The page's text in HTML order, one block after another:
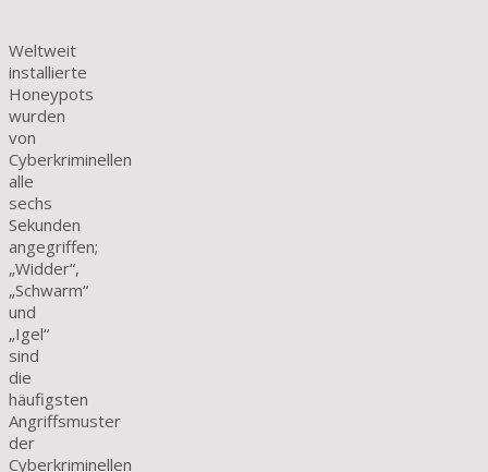
Weltweit
installierte
Honeypots
wurden
von
Cyberkriminellen
alle
sechs
Sekunden
angegriffen;
„Widder“,
„Schwarm“
und
„Igel“
sind
die
häufigsten
Angriffsmuster
der
Cyberkriminellen